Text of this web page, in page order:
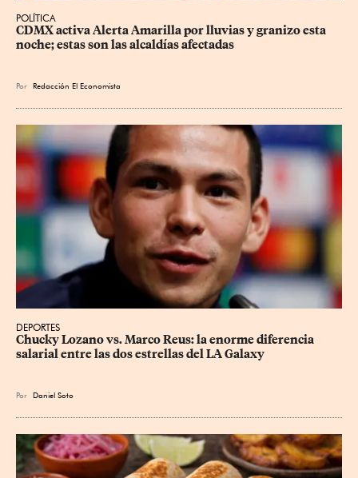
POLÍTICA
CDMX activa Alerta Amarilla por lluvias y granizo esta
noche; estas son las alcaldías afectadas
Por Redacción El Economista
DEPORTES
Chucky Lozano vs. Marco Reus: la enorme diferencia
salarial entre las dos estrellas del LA Galaxy
Por Daniel Soto